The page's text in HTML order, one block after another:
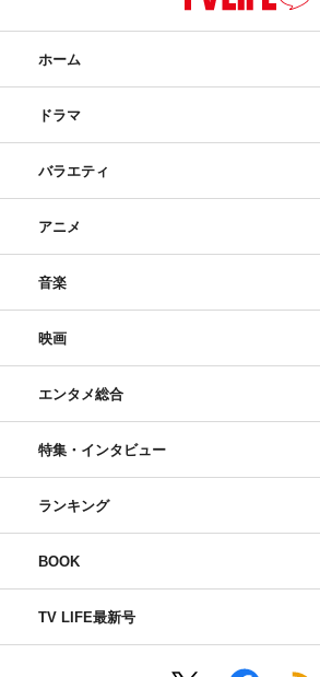
ホーム
ドラマ
バラエティ
アニメ
音楽
映画
エンタメ総合
特集・インタビュー
ランキング
BOOK
TV LIFE最新号